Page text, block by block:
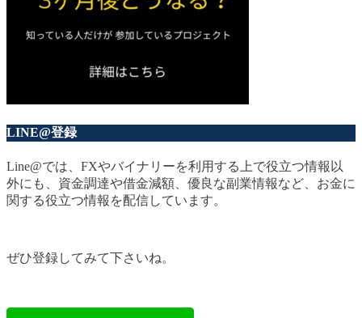
LINE@登録
Line@では、FXやバイナリーを利用する上で役立つ情報以
外にも、資金調達や借金減額、優良な副業情報など、お金に
関する役立つ情報を配信しています。
ぜひ登録してみて下さいね。